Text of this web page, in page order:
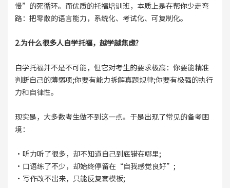
慢”的死循环。而优质的托福培训班，本质上是在帮你少走弯
路：把零散的语言能力，系统化、考试化、可复制化。
2.为什么很多人自学托福，越学越焦虑?
自学托福并不是不可能，但它对考生的要求极高：你要能精准
判断自己的薄弱项;你要有能力拆解真题规律;你要有极强的执行
力和自律性。
现实是，大多数考生做不到这一点。于是出现了常见的备考困
境：
·听力听了很多，却不知道自己到底错在哪里;
·口语练了不少，却始终停留在“自我感觉良好”;
·写作改不出来，只能反复套模板;